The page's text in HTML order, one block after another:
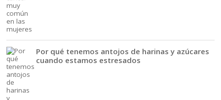
Por qué tenemos antojos de harinas y azúcares
cuando estamos estresados